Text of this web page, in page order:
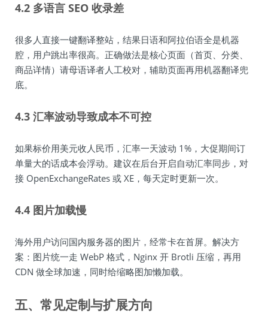
4.2 多语言 SEO 收录差
很多人直接一键翻译整站，结果日语和阿拉伯语全是机器
腔，用户跳出率很高。正确做法是核心页面（首页、分类、
商品详情）请母语译者人工校对，辅助页面再用机器翻译兜
底。
4.3 汇率波动导致成本不可控
如果标价用美元收人民币，汇率一天波动 1%，大促期间订
单量大的话成本会浮动。建议在后台开启自动汇率同步，对
接 OpenExchangeRates 或 XE，每天定时更新一次。
4.4 图片加载慢
海外用户访问国内服务器的图片，经常卡在首屏。解决方
案：图片统一走 WebP 格式，Nginx 开 Brotli 压缩，再用
CDN 做全球加速，同时给缩略图加懒加载。
五、常见定制与扩展方向